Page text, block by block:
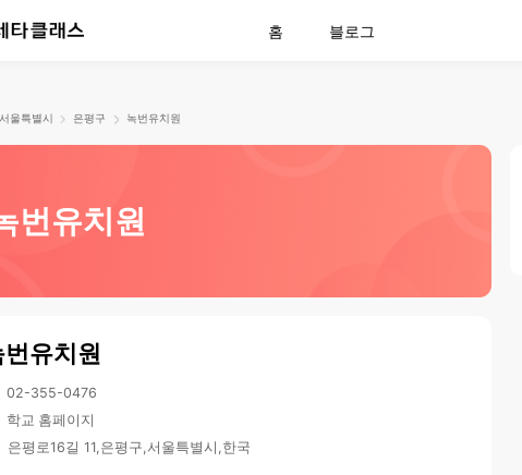
홈 블로그
서울특별시 은평구 녹번유치원
번유치원
번유치원
02-355-0476
학교 홈페이지
은평로16길 11,은평구,서울특별시,한국